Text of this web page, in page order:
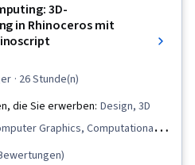
3D-
in Rhinoceros mit
· 26 Stunde(n)
die Sie erwerben: Design, 3D
Graphics, Computational
Visualization (Computer